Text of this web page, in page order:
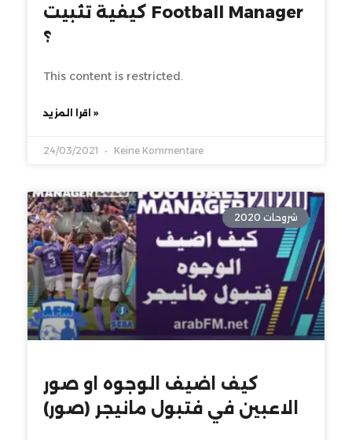
كيفية تثبيت Football Manager
؟
This content is restricted.
اقرا المزيد »
24/03/2021 Keine Kommentare
شروحات 2020
كيف اضيف الوجوه او صور
الاعبين في فتبول مانيجر (صور)